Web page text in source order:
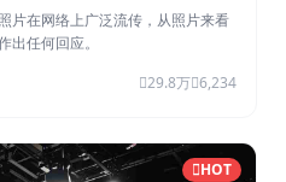
片在网络上广泛流传，从照片来看
出任何回应。
29.8万 6,234
HOT